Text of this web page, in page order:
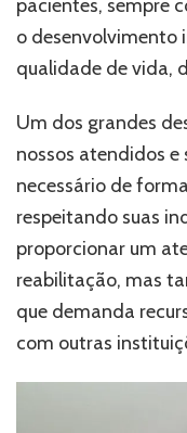
pacientes, sempre
o desenvolvimento
qualidade de vida,
Um dos grandes
nossos atendidos
necessário de
respeitando suas
proporcionar um
reabilitação, mas
que demanda
com outras